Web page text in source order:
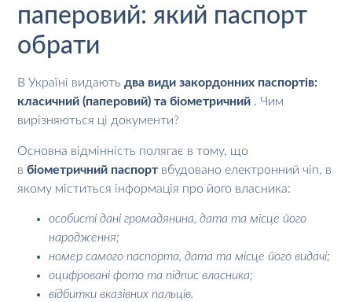
паперовий: який паспорт
обрати
В Україні видаютьдва види закордонних паспортів:
класичний (паперовий) та біометричний . Чим
вирізняються ці документи?
Основна відмінність полягає в тому, що
вбіометричний паспорт вбудовано електронний чіп, в
якому міститься інформація про його власника:
особисті дані громадянина, дата та місце його
народження;
номер самого паспорта, дата та місце його видачі;
оцифровані фото та підпис власника;
відбитки вказівних пальців.